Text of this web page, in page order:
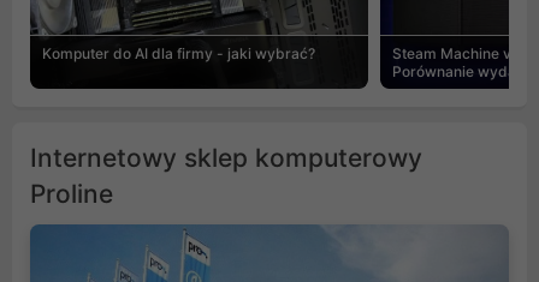
Komputer do AI dla firmy - jaki wybrać?
Steam Machine vs
Porównanie
Internetowy sklep komputerowy
Proline